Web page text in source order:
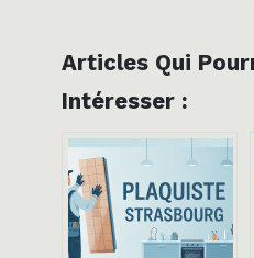
Articles Qui
Intéresser :